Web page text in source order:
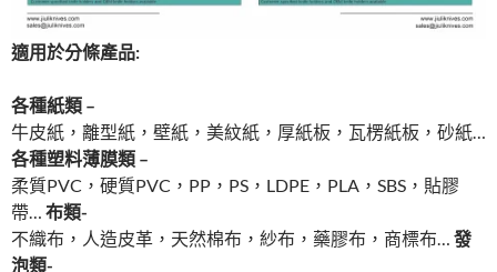
適用於分條產品:
各種紙類 –
牛皮紙，離型紙，壁紙，美紋紙，厚紙板，瓦楞紙板，砂紙…
各種塑料薄膜類 –
柔質PVC，硬質PVC，PP，PS，LDPE，PLA，SBS，貼膠
帶… 布類-
不織布，人造皮革，天然棉布，紗布，藥膠布，商標布… 發
泡類-